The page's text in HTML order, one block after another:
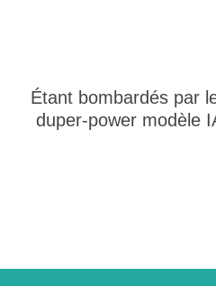
Étant bombardés par
duper-power modèle